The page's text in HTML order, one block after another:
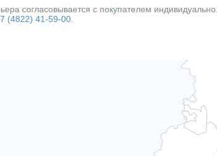
согласовывается с покупателем
(4822) 41-59-00